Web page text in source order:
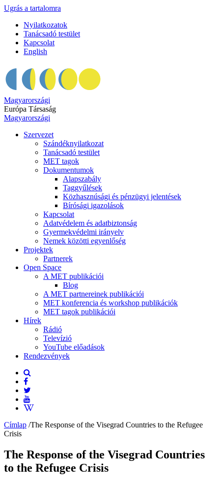
Ugrás a tartalomra
Nyilatkozatok
Tanácsadó testület
Kapcsolat
English
Magyarországi
Európa Társaság
Magyarországi
Szervezet
Szándéknyilatkozat
Tanácsadó testület
MET tagok
Dokumentumok
Alapszabály
Taggyűlések
Közhasznúsági és pénzügyi jelentések
Bírósági igazolások
Kapcsolat
Adatvédelem és adatbiztonság
Gyermekvédelmi irányelv
Nemek közötti egyenlőség
Projektek
Partnerek
Open Space
A MET publikációi
Blog
A MET partnereinek publikációi
MET konferencia és workshop publikációk
MET tagok publikációi
Hírek
Rádió
Televízió
YouTube előadások
Rendezvények
Címlap /The Response of the Visegrad Countries to the Refugee
Crisis
The Response of the Visegrad Countries
to the Refugee Crisis